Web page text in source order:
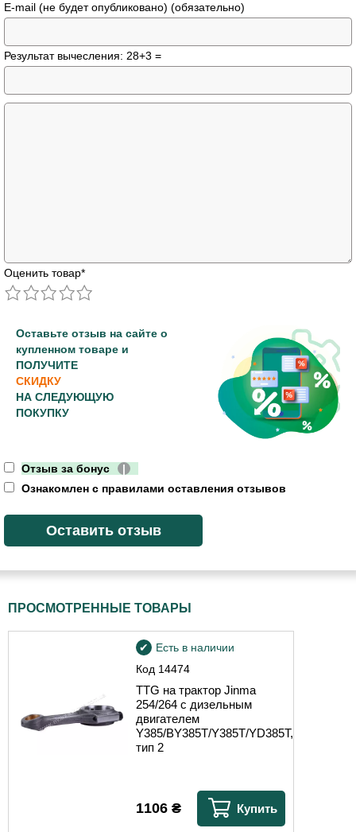
E-mail (не будет опубликовано) (обязательно)
Результат вычесления: 28+3 =
Оценить товар*
Оставьте отзыв на сайте о
купленном товаре и
ПОЛУЧИТЕ
СКИДКУ
НА СЛЕДУЮЩУЮ
ПОКУПКУ
Отзыв за бонус
|
Ознакомлен с правилами оставления отзывов
ПРОСМОТРЕННЫЕ ТОВАРЫ
Код 14474
Есть в наличии
TTG на трактор Jinma
254/264 с дизельным
двигателем
Y385/BY385T/Y385T/YD385T,
тип 2
1106 ₴ Купить